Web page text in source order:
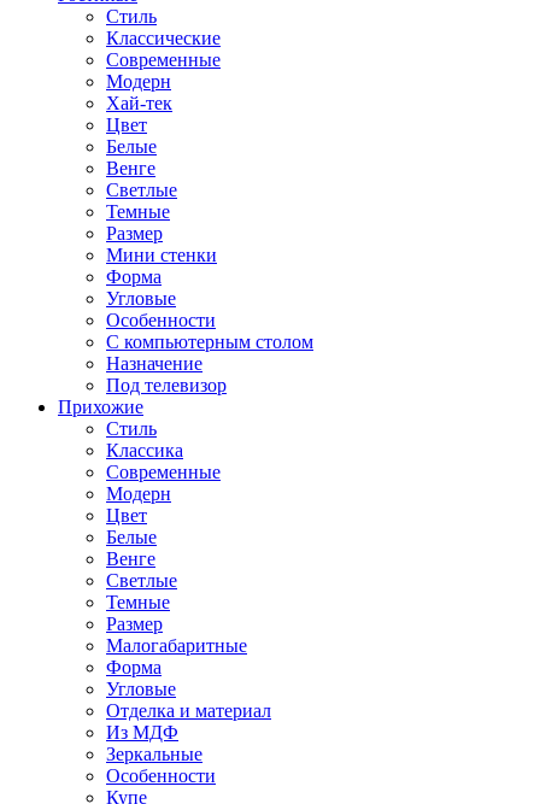
Стиль
Классические
Современные
Модерн
Хай-тек
Цвет
Белые
Венге
Светлые
Темные
Размер
Мини стенки
Форма
Угловые
Особенности
С компьютерным столом
Назначение
Под телевизор
Прихожие
Стиль
Классика
Современные
Модерн
Цвет
Белые
Венге
Светлые
Темные
Размер
Малогабаритные
Форма
Угловые
Отделка и материал
Из МДФ
Зеркальные
Особенности
Купе